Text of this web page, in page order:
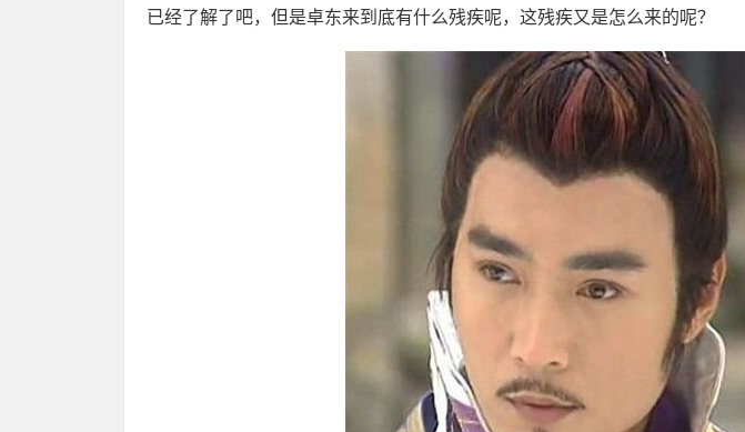
已经了解了吧，但是卓东来到底有什么残疾呢，这残疾又是怎么来的呢？